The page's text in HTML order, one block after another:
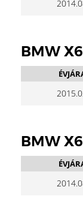
BMW
BMW